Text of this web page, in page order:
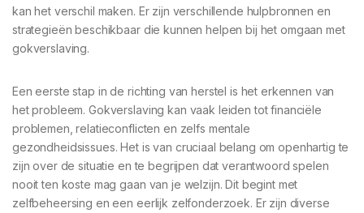
kan het verschil maken. Er zijn verschillende hulpbronnen en
strategieën beschikbaar die kunnen helpen bij het omgaan met
gokverslaving.
Een eerste stap in de richting van herstel is het erkennen van
het probleem. Gokverslaving kan vaak leiden tot financiële
problemen, relatieconflicten en zelfs mentale
gezondheidsissues. Het is van cruciaal belang om openhartig te
zijn over de situatie en te begrijpen dat verantwoord spelen
nooit ten koste mag gaan van je welzijn. Dit begint met
zelfbeheersing en een eerlijk zelfonderzoek. Er zijn diverse